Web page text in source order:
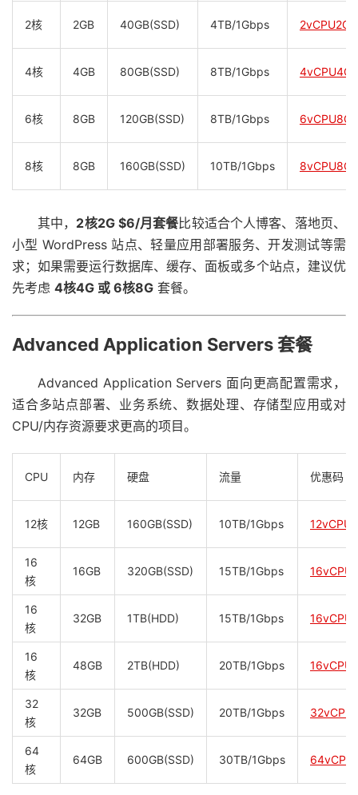
2核 2GB 40GB(SSD) 4TB/1Gbps
4核 4GB 80GB(SSD) 8TB/1Gbps
6核 8GB 120GB(SSD) 8TB/1Gbps
8核 8GB 160GB(SSD) 10TB/1Gbps
其中， 2核2G $6/月套餐比较适合个人博客、落地页、
小型 WordPress 站点、轻量应用部署服务、开发测试等需
求；如果需要运行数据库、缓存、面板或多个站点，建议优
先考虑 4核4G 或 6核8G 套餐。
Advanced Application Servers 套餐
Advanced Application Servers 面向更高配置需求，
适合多站点部署、业务系统、数据处理、存储型应用或对
CPU/内存资源要求更高的项目。
CPU 内存 硬盘 流量 优惠码
12核 12GB 160GB(SSD) 10TB/1Gbps
16
核
16GB 320GB(SSD) 15TB/1Gbps
16
核
32GB 1TB(HDD) 15TB/1Gbps
16
核
48GB 2TB(HDD) 20TB/1Gbps
32
核
32GB 500GB(SSD) 20TB/1Gbps
64
核
64GB 600GB(SSD) 30TB/1Gbps